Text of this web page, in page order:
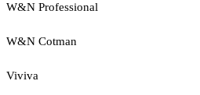
W&N Professional
W&N Cotman
Viviva